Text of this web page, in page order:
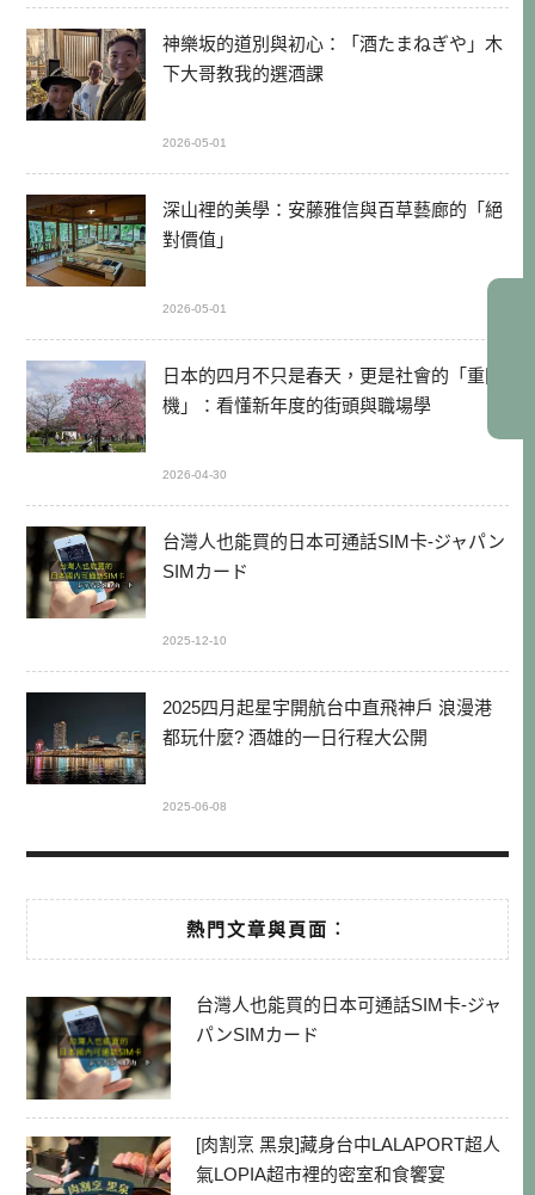
神樂坂的道別與初心：「酒たまねぎや」木
下大哥教我的選酒課
2026-05-01
深山裡的美學：安藤雅信與百草藝廊的「絕
對價值」
2026-05-01
日本的四月不只是春天，更是社會的「重開
機」：看懂新年度的街頭與職場學
2026-04-30
台灣人也能買的日本可通話SIM卡-ジャパン
SIMカード
2025-12-10
2025四月起星宇開航台中直飛神戶 浪漫港
都玩什麼? 酒雄的一日行程大公開
2025-06-08
熱門文章與頁面︰
台灣人也能買的日本可通話SIM卡-ジャ
パンSIMカード
[肉割烹 黑泉]藏身台中LALAPORT超人
氣LOPIA超市裡的密室和食饗宴